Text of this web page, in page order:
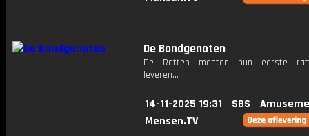
De Bondgenoten
De Ratten moeten hun eerste
leveren...
14-11-2025 19:31 SBS
Mensen.TV